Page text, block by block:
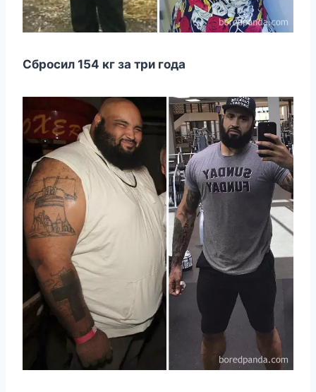
Сбросил 154 кг за три года